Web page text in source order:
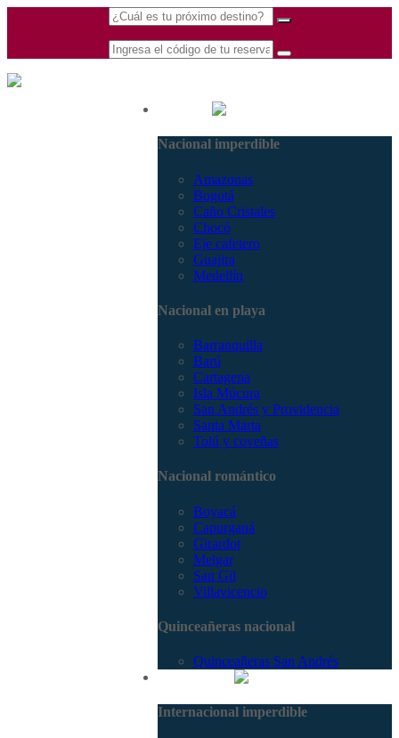
Nacional imperdible
Amazonas
Bogotá
Caño Cristales
Chocó
Eje cafetero
Guajira
Medellín
Nacional en playa
Barranquilla
Barú
Cartagena
Isla Múcura
San Andrés y Providencia
Santa Marta
Tolú y coveñas
Nacional romántico
Boyacá
Capurganá
Girardot
Melgar
San Gil
Villavicencio
Quinceañeras nacional
Quinceañeras San Andrés
Internacional imperdible